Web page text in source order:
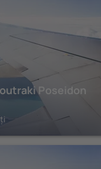
Poseidon